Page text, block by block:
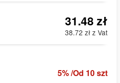
31.48 zł
38.72 zł z Vat
5% /Od 10 szt